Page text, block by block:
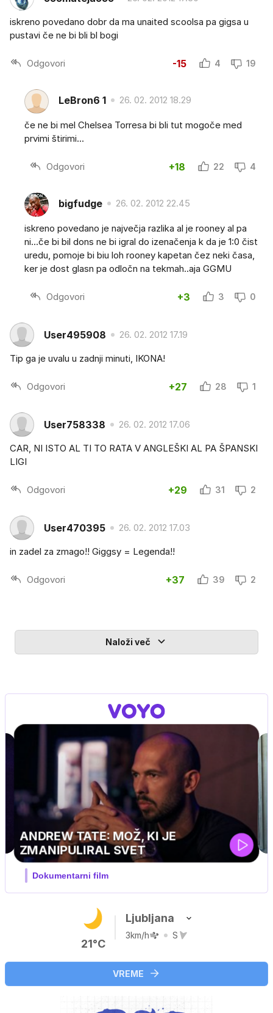
iskreno povedano dobr da ma unaited scoolsa pa gigsa u
pustavi če ne bi bli bl bogi
Odgovori -15 4 19
LeBron6 1 26. 02. 2012 18.29
če ne bi mel Chelsea Torresa bi bli tut mogoče med
prvimi štirimi...
Odgovori +18 22 4
bigfudge 26. 02. 2012 22.45
iskreno povedano je največja razlika al je rooney al pa
ni...če bi bil dons ne bi igral do izenačenja k da je 1:0 čist
uredu, pomoje bi biu loh rooney kapetan čez neki časa,
ker je dost glasn pa odločn na tekmah..aja GGMU
Odgovori +3 3 0
User495908 26. 02. 2012 17.19
Tip ga je uvalu u zadnji minuti, IKONA!
Odgovori +27 28 1
User758338 26. 02. 2012 17.06
CAR, NI ISTO AL TI TO RATA V ANGLEŠKI AL PA ŠPANSKI
LIGI
Odgovori +29 31 2
User470395 26. 02. 2012 17.03
in zadel za zmago!! Giggsy = Legenda!!
Odgovori +37 39 2
Naloži več
MOJ PRIJATELJ PINGVIN
Film meseca / družinski, pustolovski
21°C
Ljubljana
3km/h S
VREME